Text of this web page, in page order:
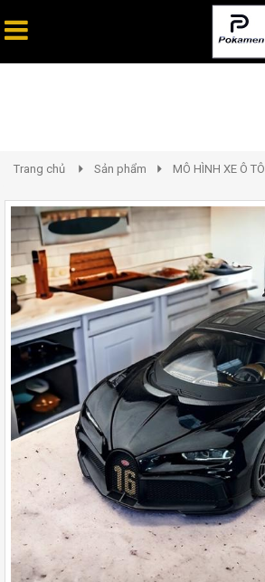
Trang chủ Sản phẩm MÔ HÌNH XE Ô TÔ